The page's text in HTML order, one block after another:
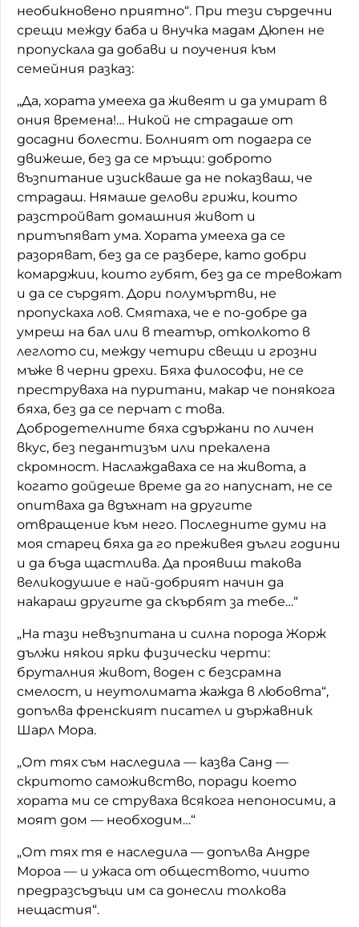
необикновено приятно“. При тези сърдечни
срещи между баба и внучка мадам Дюпен не
пропускала да добави и поучения към
семейния разказ:
„Да, хората умееха да живеят и да умират в
ония времена!… Никой не страдаше от
досадни болести. Болният от подагра се
движеше, без да се мръщи: доброто
възпитание изискваше да не показваш, че
страдаш. Нямаше делови грижи, които
разстройват домашния живот и
притъпяват ума. Хората умееха да се
разоряват, без да се разбере, като добри
комарджии, които губят, без да се тревожат
и да се сърдят. Дори полумъртви, не
пропускаха лов. Смятаха, че е по-добре да
умреш на бал или в театър, отколкото в
леглото си, между четири свещи и грозни
мъже в черни дрехи. Бяха философи, не се
преструваха на пуритани, макар че понякога
бяха, без да се перчат с това.
Добродетелните бяха сдържани по личен
вкус, без педантизъм или прекалена
скромност. Наслаждаваха се на живота, а
когато дойдеше време да го напуснат, не се
опитваха да вдъхнат на другите
отвращение към него. Последните думи на
моя старец бяха да го преживея дълги години
и да бъда щастлива. Да проявиш такова
великодушие е най-добрият начин да
накараш другите да скърбят за тебе…“
„На тази невъзпитана и силна порода Жорж
дължи някои ярки физически черти:
бруталния живот, воден с безсрамна
смелост, и неутолимата жажда в любовта“,
допълва френският писател и държавник
Шарл Мора.
„От тях съм наследила — казва Санд —
скритото саможивство, поради което
хората ми се струваха всякога непоносими, а
моят дом — необходим…“
„От тях тя е наследила — допълва Андре
Мороа — и ужаса от обществото, чиито
предразсъдъци им са донесли толкова
нещастия“.